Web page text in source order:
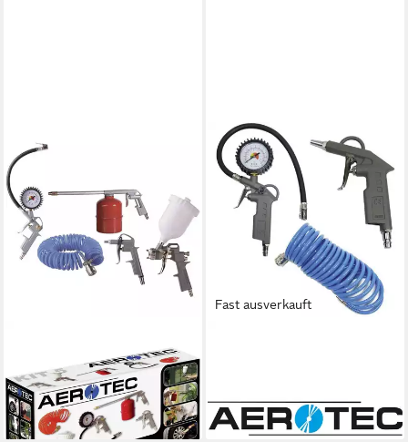
Druckluftgeräte-Set
Druckluftset 5tlg 2005840
40,94 €
lieferbar - in 2-3 Werktagen bei dir
Fast ausverkauft
ab 19,86 €
lieferbar - in 2-3 Werktagen bei dir